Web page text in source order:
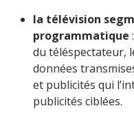
la télévision
programmatique
du téléspectateur,
données
et publicités qui
publicités ciblées.